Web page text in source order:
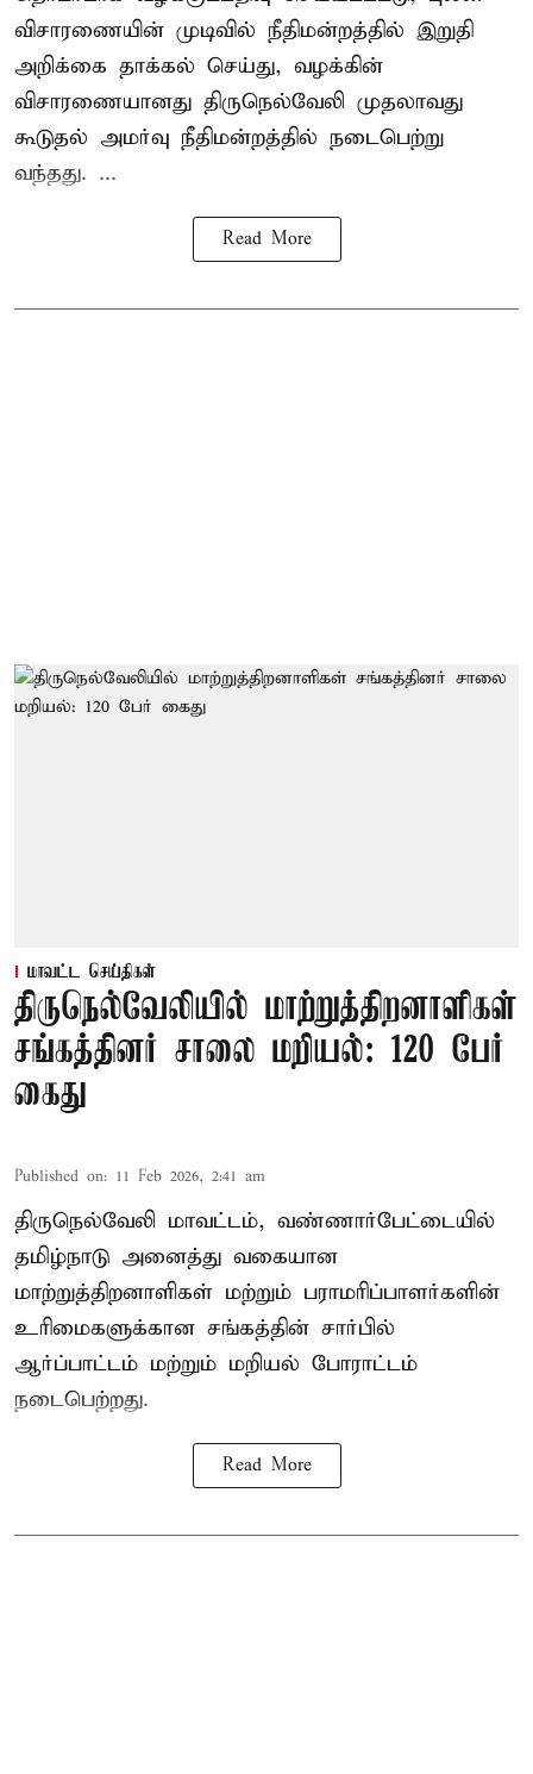
விசாரணையின் முடிவில் நீதிமன்றத்தில் இறுதி
அறிக்கை தாக்கல் செய்து, வழக்கின்
விசாரணையானது திருநெல்வேலி முதலாவது
கூடுதல் அமர்வு நீதிமன்றத்தில் நடைபெற்று
வந்தது. ...
Read More
மாவட்ட செய்திகள்
திருநெல்வேலியில் மாற்றுத்திறனாளிகள்
சங்கத்தினர் சாலை மறியல்: 120 பேர்
கைது
Published on: 11 Feb 2026, 2:41 am
திருநெல்வேலி மாவட்டம், வண்ணார்பேட்டையில்
தமிழ்நாடு அனைத்து வகையான
மாற்றுத்திறனாளிகள் மற்றும் பராமரிப்பாளர்களின்
உரிமைகளுக்கான சங்கத்தின் சார்பில்
ஆர்ப்பாட்டம் மற்றும் மறியல் போராட்டம்
நடைபெற்றது.
Read More